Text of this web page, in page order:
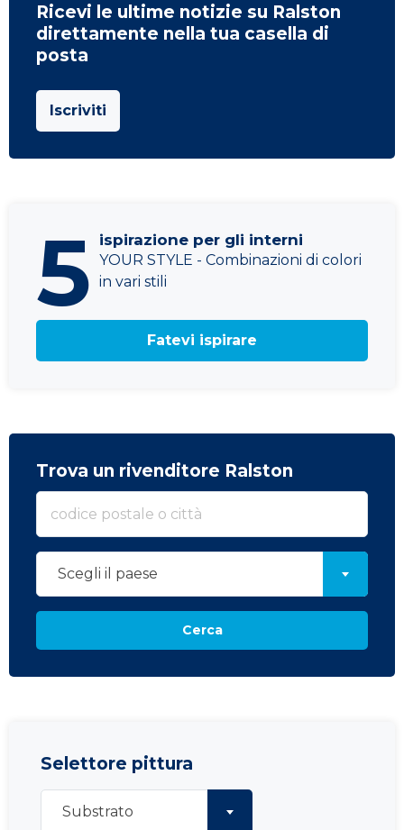
Ricevi le ultime notizie su Ralston
direttamente nella tua casella di
posta
Iscriviti
5 ispirazione per gli interni
YOUR STYLE - Combinazioni di colori
in vari stili
Fatevi ispirare
Trova un rivenditore Ralston
Scegli il paese
Cerca
Selettore pittura
Substrato